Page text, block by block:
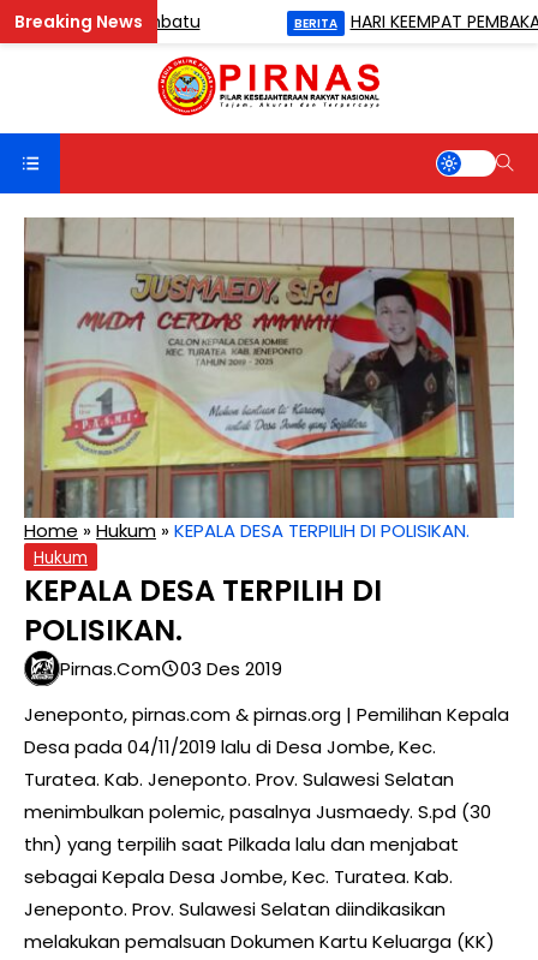
Labuhanbatu HARI KEEMPAT PEMBAKARAN
Home »Hukum »KEPALA DESA TERPILIH DI POLISIKAN.
Hukum
KEPALA DESA TERPILIH DI
POLISIKAN.
Pirnas.com
03 Des 2019
Jeneponto, pirnas.com & pirnas.org | Pemilihan Kepala
Desa pada 04/11/2019 lalu di Desa Jombe, Kec.
Turatea. Kab. Jeneponto. Prov. Sulawesi Selatan
menimbulkan polemic, pasalnya Jusmaedy. S.pd (30
thn) yang terpilih saat Pilkada lalu dan menjabat
sebagai Kepala Desa Jombe, Kec. Turatea. Kab.
Jeneponto. Prov. Sulawesi Selatan diindikasikan
melakukan pemalsuan Dokumen Kartu Keluarga (KK)